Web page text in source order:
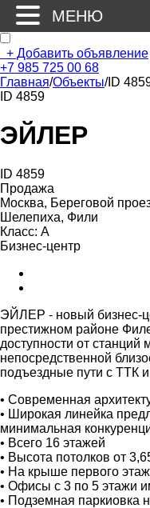
+ Добавить объявление
+7 985 725 00 68
Главная/Объекты/ID
ID 4859
ЭЙЛЕР
ID 4859
Продажа
Москва, Береговой
Шелепиха, Фили
Класс: А
Бизнес-центр
ЭЙЛЕР - новый бизнес-
престижном районе
доступности от
непосредственной
подъездные пути с ТТК и
• Современная
• Широкая линейка
минимальная
• Всего 16 этажей
• Высота потолков от
• На крыше первого
• Офисы с 3 по 5 этажи
• Подземная паркиовка
МЕНЮ